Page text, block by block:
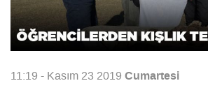
11:19 - Kasım 23 2019 Cumartesi